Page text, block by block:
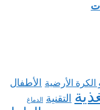
الكرة الأرضية الأطفال
التقنية الدماغ